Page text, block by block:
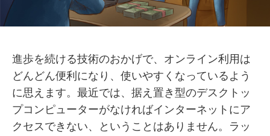
進歩を続ける技術のおかげで、オンライン利用は
どんどん便利になり、使いやすくなっているよう
に思えます。最近では、据え置き型のデスクトッ
プコンピューターがなければインターネットにア
クセスできない、ということはありません。ラッ